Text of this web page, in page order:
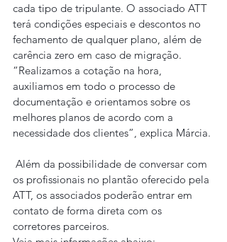
cada tipo de tripulante. O associado ATT
terá condições especiais e descontos no
fechamento de qualquer plano, além de
carência zero em caso de migração.
“Realizamos a cotação na hora,
auxiliamos em todo o processo de
documentação e orientamos sobre os
melhores planos de acordo com a
necessidade dos clientes”, explica Márcia.
Além da possibilidade de conversar com
os profissionais no plantão oferecido pela
ATT, os associados poderão entrar em
contato de forma direta com os
corretores parceiros.